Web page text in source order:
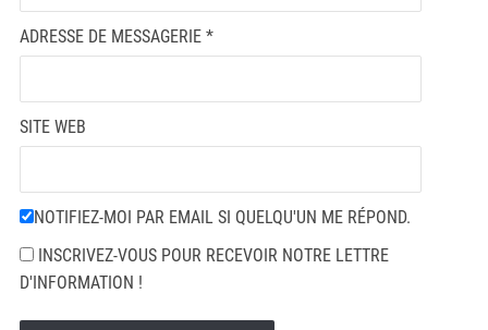
ADRESSE DE MESSAGERIE *
SITE WEB
NOTIFIEZ-MOI PAR EMAIL SI QUELQU'UN ME RÉPOND.
INSCRIVEZ-VOUS POUR RECEVOIR NOTRE LETTRE
D'INFORMATION !